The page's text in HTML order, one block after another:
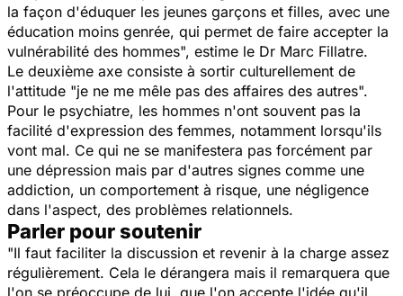
la façon d'éduquer les jeunes garçons et filles, avec une
éducation moins genrée, qui permet de faire accepter la
vulnérabilité des hommes", estime le Dr Marc Fillatre.
Le deuxième axe consiste à sortir culturellement de
l'attitude "je ne me mêle pas des affaires des autres".
Pour le psychiatre, les hommes n'ont souvent pas la
facilité d'expression des femmes, notamment lorsqu'ils
vont mal. Ce qui ne se manifestera pas forcément par
une dépression mais par d'autres signes comme une
addiction, un comportement à risque, une négligence
dans l'aspect, des problèmes relationnels.
Parler pour soutenir
"Il faut faciliter la discussion et revenir à la charge assez
régulièrement. Cela le dérangera mais il remarquera que
l'on se préoccupe de lui, que l'on accepte l'idée qu'il